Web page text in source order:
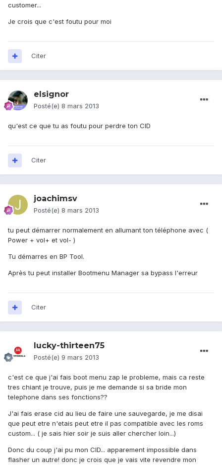
customer...
Je crois que c'est foutu pour moi
Citer
elsignor
Posté(e) 8 mars 2013
qu'est ce que tu as foutu pour perdre ton CID
Citer
joachimsv
Posté(e) 8 mars 2013
tu peut démarrer normalement en allumant ton téléphone avec (
Power + vol+ et vol- )
Tu démarres en BP Tool.
Après tu peut installer Bootmenu Manager sa bypass l'erreur
Citer
lucky-thirteen75
Posté(e) 9 mars 2013
c'est ce que j'ai fais boot menu zap le probleme, mais ca reste
tres chiant je trouve, puis je me demande si sa bride mon
telephone dans ses fonctions??
J'ai fais erase cid au lieu de faire une sauvegarde, je me disai
que peut etre n'etais peut etre il pas compatible avec les roms
custom... ( je sais hier soir je suis aller chercher loin...)
Donc du coup j'ai pu mon CID... apparement impossible dans
flasher un autre! donc je crois que je vais vite revendre mon